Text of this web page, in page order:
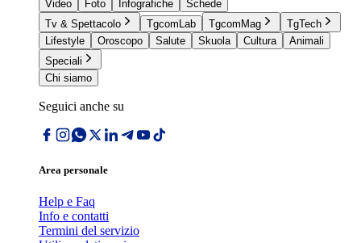
Video
Foto Infografiche
Schede
Tv & Spettacolo
TgcomLab TgcomMag
TgTech
Lifestyle
Oroscopo Salute Skuola Cultura
Animali
Speciali
Chi siamo
Seguici anche su
Area personale
Help e Faq
Info e contatti
Termini del servizio